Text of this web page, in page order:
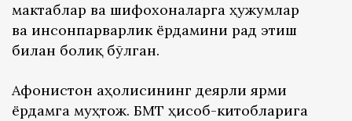
мактаблар ва шифохоналарга ҳужумлар
ва инсонпарварлик ёрдамини рад этиш
билан боғлиқ бўлган.
Афғонистон аҳолисининг деярли ярми
ёрдамга муҳтож. БМТ ҳисоб-китобларига